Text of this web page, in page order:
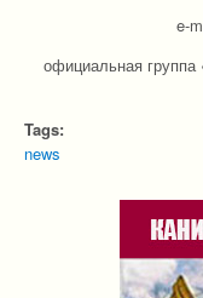
e-
официальная группа
Tags:
news